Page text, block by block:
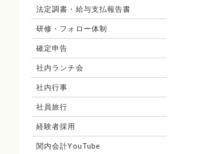
法定調書・給与支払報告書
研修・フォロー体制
確定申告
社内ランチ会
社内行事
社員旅行
経験者採用
関内会計YouTube